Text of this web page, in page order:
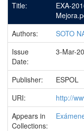
Title:
EXA-
Authors:
SOTO
Issue
Date:
3-Mar-
Publisher:
ESPOL
URI:
http://
Appears in
Collections: